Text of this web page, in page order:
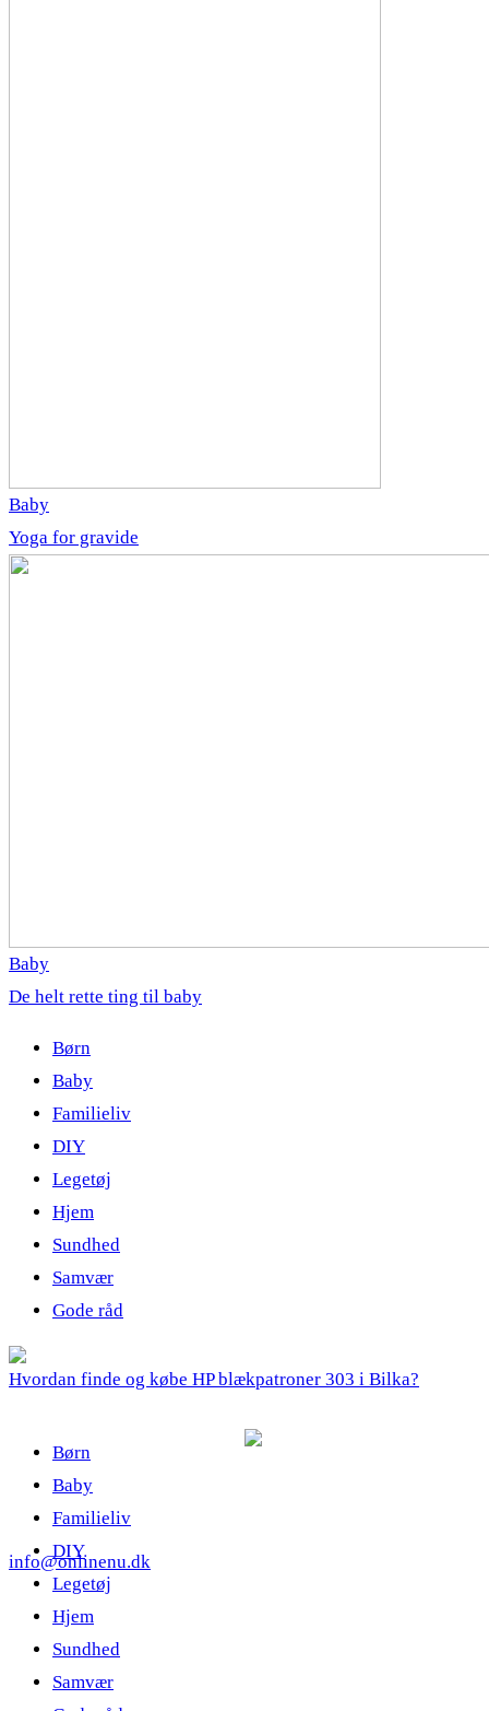
Baby
Yoga for gravide
Baby
De helt rette ting til baby
Børn
Baby
Familieliv
DIY
Legetøj
Hjem
Sundhed
Samvær
Gode råd
Hvordan finde og købe HP blækpatroner 303 i Bilka?
Børn
Baby
Familieliv
DIY
Legetøj
Hjem
Sundhed
Samvær
info@onlinenu.dk